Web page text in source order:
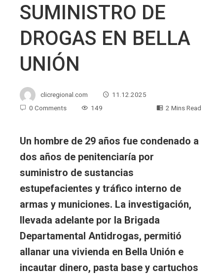
SUMINISTRO DE
DROGAS EN BELLA
UNIÓN
clicregional.com
11.12.2025
0 Comments
149 2 Mins Read
Un hombre de 29 años fue condenado a
dos años de penitenciaría por
suministro de sustancias
estupefacientes y tráfico interno de
armas y municiones. La investigación,
llevada adelante por la Brigada
Departamental Antidrogas, permitió
allanar una vivienda en Bella Unión e
incautar dinero, pasta base y cartuchos